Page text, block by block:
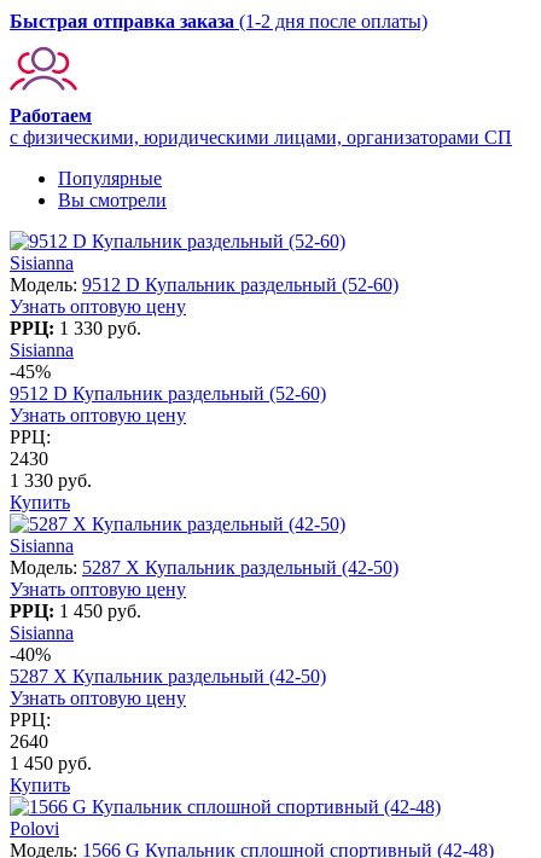
Быстрая отправка заказа (1-2 дня после оплаты)
Работаем
с физическими, юридическими лицами, организаторами СП
Популярные
Вы смотрели
Sisianna
Модель: 9512 D Купальник раздельный (52-60)
Узнать оптовую цену
РРЦ: 1 330 руб.
Sisianna
-45%
9512 D Купальник раздельный (52-60)
Узнать оптовую цену
РРЦ:
2430
1 330 руб.
Купить
Sisianna
Модель: 5287 X Купальник раздельный (42-50)
Узнать оптовую цену
РРЦ: 1 450 руб.
Sisianna
-40%
5287 X Купальник раздельный (42-50)
Узнать оптовую цену
РРЦ:
2640
1 450 руб.
Купить
Polovi
Модель: 1566 G Купальник сплошной спортивный (42-48)